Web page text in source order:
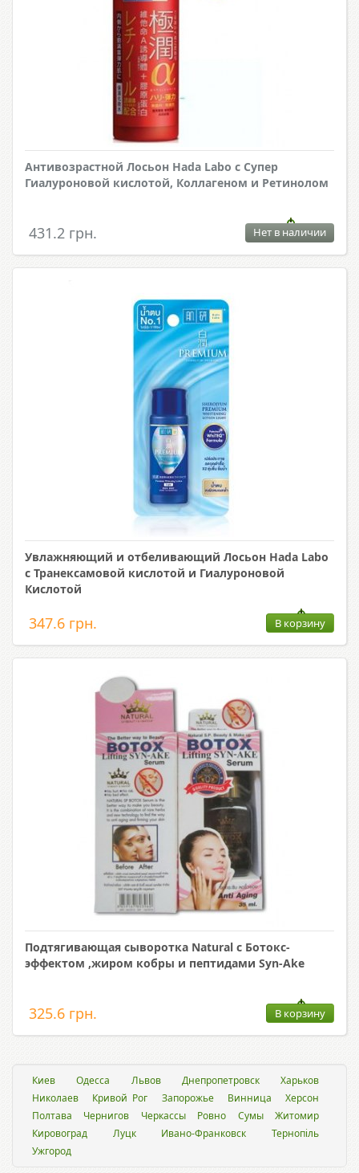
Антивозрастной Лосьон Hada Labo с Супер
Гиалуроновой кислотой, Коллагеном и Ретинолом
431.2 грн. Нет в наличии
Увлажняющий и отбеливающий Лосьон Hada Labo
с Транексамовой кислотой и Гиалуроновой
Кислотой
347.6 грн. В корзину
Подтягивающая сыворотка Natural с Ботокс-
эффектом ,жиром кобры и пептидами Syn-Ake
325.6 грн. В корзину
Киев Одесса Львов Днепропетровск
Харьков
Николаев
Кривой Рог Запорожье Винница
Херсон
Полтава
Чернигов Черкассы Ровно Сумы
Житомир
Кировоград
Луцк Ивано-Франковск
Тернопіль
Ужгород